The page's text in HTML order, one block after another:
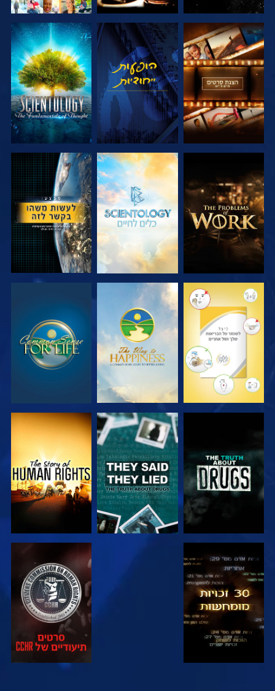
בדוק את הסדרה צפה בדוק את הסדרה
בדוק את הסדרה בדוק את הסדרה צפה
צפה צפה צפה
צפה צפה
צפה צפה